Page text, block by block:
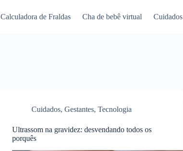
Calculadora de Fraldas Cha de bebê virtual Cuidados
Cuidados,Gestantes,Tecnologia
Ultrassom na gravidez: desvendando todos os
porquês